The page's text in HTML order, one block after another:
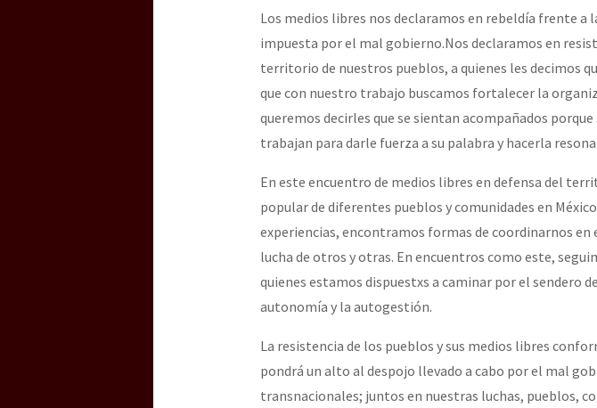
Los medios libres nos declaramos en rebeldía frente a
impuesta por el mal gobierno.Nos declaramos en
territorio de nuestros pueblos, a quienes les decimos
que con nuestro trabajo buscamos fortalecer la
queremos decirles que se sientan acompañados
trabajan para darle fuerza a su palabra y hacerla
En este encuentro de medios libres en defensa del
popular de diferentes pueblos y comunidades en
experiencias, encontramos formas de coordinarnos
lucha de otros y otras. En encuentros como este,
quienes estamos dispuestxs a caminar por el sendero
autonomía y la autogestión.
La resistencia de los pueblos y sus medios libres
pondrá un alto al despojo llevado a cabo por el mal
transnacionales; juntos en nuestras luchas, pueblos,